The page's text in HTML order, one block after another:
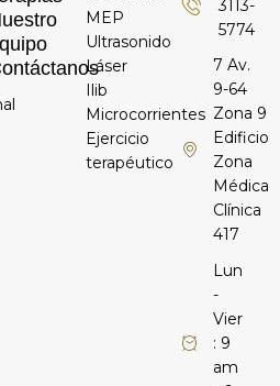
MEP
Ultrasonido
Láser
Ilib
Microcorrientes
Ejercicio
terapéutico
3113-
5774
7 Av.
9-64
Zona 9
Edificio
Zona
Médica
Clínica
417
Lun
-
Vier
: 9
am